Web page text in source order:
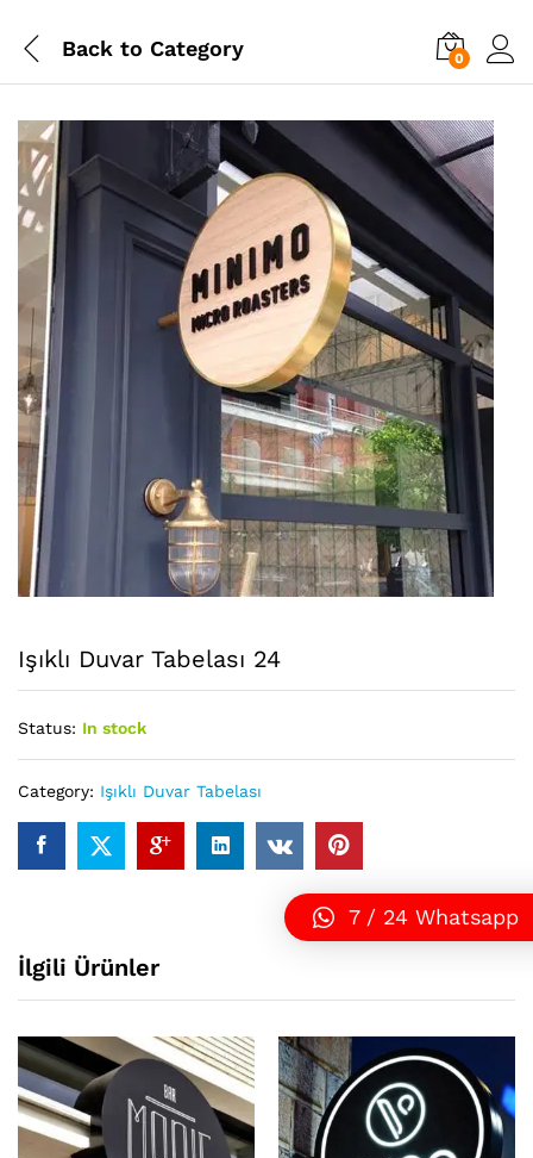
Back to Category 0
Işıklı Duvar Tabelası 24
Status: In stock
Category: Işıklı Duvar Tabelası
İlgili Ürünler
7 / 24 Whatsapp